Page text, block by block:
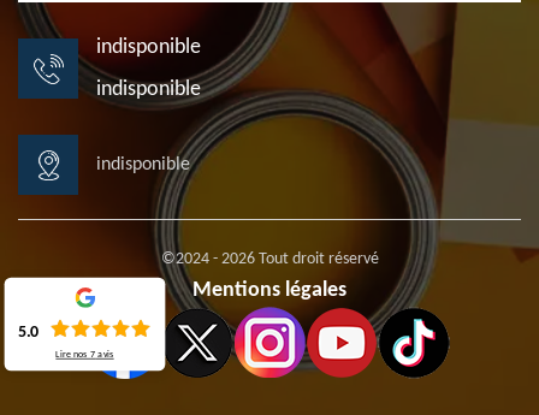
indisponible
indisponible
indisponible
©2024 - 2026 Tout droit réservé
Mentions légales
5.0
Lire nos7 avis